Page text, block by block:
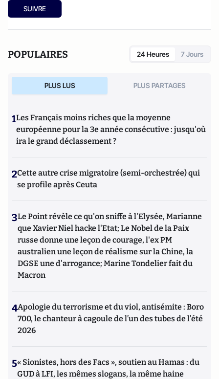
SUIVRE
POPULAIRES 24 Heures 7 Jours
PLUS LUS PLUS PARTAGES
1Les Français moins riches que la moyenne
européenne pour la 3e année consécutive : jusqu'où
ira le grand déclassement ?
2Cette autre crise migratoire (semi-orchestrée) qui
se profile après Ceuta
3Le Point révèle ce qu'on sniffe à l'Elysée, Marianne
que Xavier Niel hacke l'Etat; Le Nobel de la Paix
russe donne une leçon de courage, l'ex PM
australien une leçon de réalisme sur la Chine, la
DGSE une d'arrogance; Marine Tondelier fait du
Macron
4Apologie du terrorisme et du viol, antisémite : Boro
700, le chanteur à cagoule de l’un des tubes de l’été
2026
5« Sionistes, hors des Facs », soutien au Hamas : du
GUD à LFI, les mêmes slogans, la même haine